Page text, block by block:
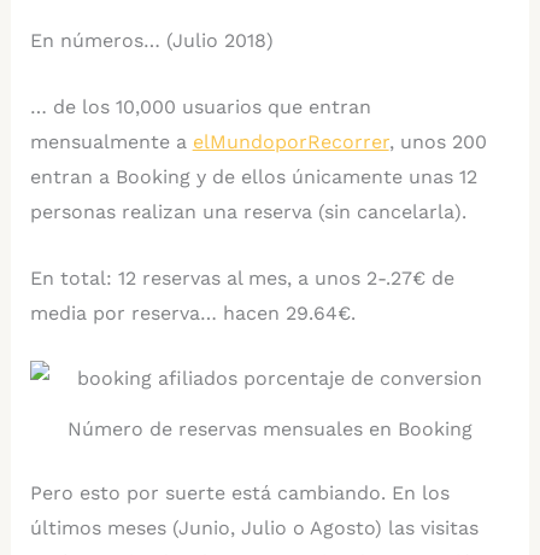
En números… (Julio 2018)
… de los 10,000 usuarios que entran
mensualmente a elMundoporRecorrer, unos 200
entran a Booking y de ellos únicamente unas 12
personas realizan una reserva (sin cancelarla).
En total: 12 reservas al mes, a unos 2-.27€ de
media por reserva… hacen 29.64€.
Número de reservas mensuales en Booking
Pero esto por suerte está cambiando. En los
últimos meses (Junio, Julio o Agosto) las visitas